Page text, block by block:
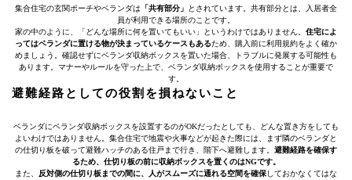
集合住宅の玄関ポーチやベランダは 「共有部分」
とされています。共有部分とは、入居者全
員が利用できる場所のことです。
家の中のように、「どんな場所に何を置いてもいい」というわけではありません。 住宅によ
ってはベランダに置ける物が決まっているケースもあるため、購入前に利用規約をよく確か
めましょう。確認せずにベランダ収納ボックスを置いた場合、トラブルに発展する可能性も
あります。マナーやルールを守った上で、ベランダ収納ボックスを使用することが重要で
す。
避難経路としての役割を損ねないこと
ベランダにベランダ収納ボックスを設置するのがOKだったとしても、どんな置き方をしても
よいわけではありません。集合住宅で地震や火事などが起きた際には、まず隣のベランダと
の仕切り板を破って避難ハッチのある住戸まで行き、階下へ避難します。 避難経路を確保す
るため、仕切り板の前に収納ボックスを置くのはNGです。
また、 反対側の仕切り板までの間に、人がスムーズに通れる空間を確保しておかなくてはな